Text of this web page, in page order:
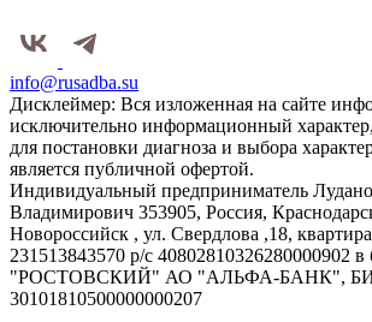
info@rusadba.su
Дисклеймер: Вся изложенная на сайте
исключительно информационный
для постановки диагноза и выбора
является публичной офертой.
Индивидуальный предприниматель
Владимирович 353905, Россия,
Новороссийск , ул. Свердлова ,18,
231513843570 р/с
"РОСТОВСКИЙ" АО "АЛЬФА-БАНК", БИК
30101810500000000207